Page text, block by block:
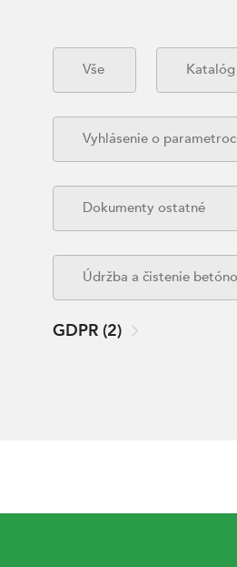
Vše Katalóg
Vyhlásenie o
Dokumenty ostatné
Údržba a čistenie
GDPR (2)